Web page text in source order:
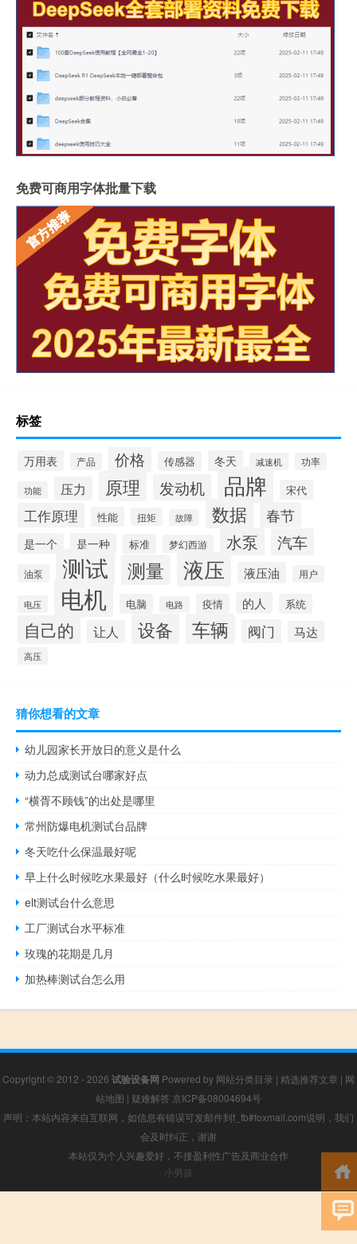
免费可商用字体批量下载
标签
万用表 产品 价格 传感器 冬天 减速机 功率
功能 压力 原理 发动机 品牌 宋代
工作原理 性能 扭矩 故障 数据 春节
是一个 是一种 标准 梦幻西游 水泵 汽车
油泵 测试 测量 液压 液压油 用户
电压 电机 电脑 电路 疫情 的人 系统
自己的 让人 设备 车辆 阀门 马达
高压
猜你想看的文章
幼儿园家长开放日的意义是什么
动力总成测试台哪家好点
“横胥不顾钱”的出处是哪里
常州防爆电机测试台品牌
冬天吃什么保温最好呢
早上什么时候吃水果最好（什么时候吃水果最好）
elt测试台什么意思
工厂测试台水平标准
玫瑰的花期是几月
加热棒测试台怎么用
Copyright © 2012 - 2026 试验设备网 Powered by 网站分类目录 | 精选推荐文章 | 网
站地图 | 疑难解答 京ICP备08004694号
声明：本站内容来自互联网，如信息有错误可发邮件到f_fb#foxmail.com说明，我们
会及时纠正，谢谢
本站仅为个人兴趣爱好，不接盈利性广告及商业合作
小男孩